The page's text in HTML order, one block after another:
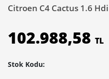
Citroen C4 Cactus 1.6
102.988,58 TL
Stok Kodu: